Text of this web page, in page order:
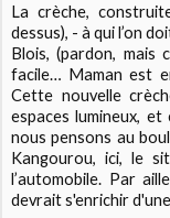
La crèche,
dessus), - à qui l’on
Blois, (pardon, mais
facile… Maman est
Cette nouvelle
espaces lumineux,
nous pensons au
Kangourou, ici, le
l’automobile. Par
devrait s'enrichir